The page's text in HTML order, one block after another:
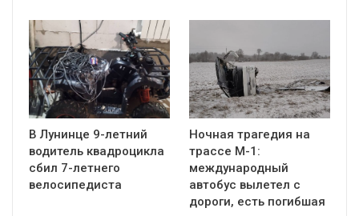
В Лунинце 9-летний
водитель квадроцикла
сбил 7-летнего
велосипедиста
Ночная трагедия на
трассе М-1:
международный
автобус вылетел с
дороги, есть погибшая